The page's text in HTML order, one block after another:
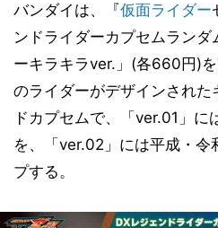
バンダイは、『仮面ライダー
ンドライダーカプセムラン
ーキラキラver.」(各660円)
のライダーがデザインされ
ドカプセムで、「ver.01」に
を、「ver.02」には平成・令
プする。